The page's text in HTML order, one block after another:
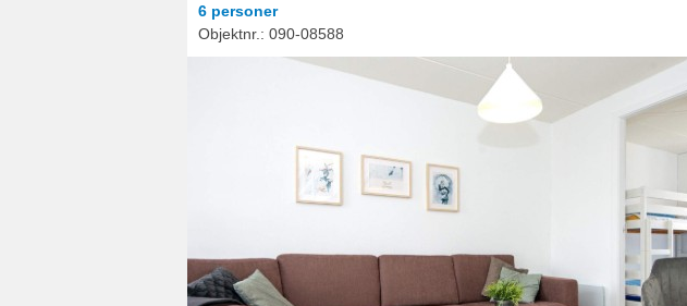
6 personer
Objektnr.: 090-08588